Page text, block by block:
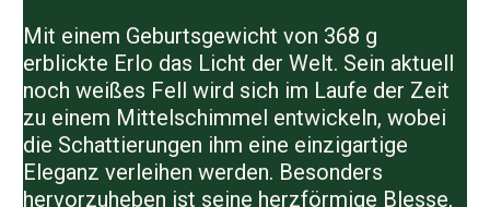
Mit einem Geburtsgewicht von 368 g
erblickte Erlo das Licht der Welt. Sein aktuell
noch weißes Fell wird sich im Laufe der Zeit
zu einem Mittelschimmel entwickeln, wobei
die Schattierungen ihm eine einzigartige
Eleganz verleihen werden. Besonders
hervorzuheben ist seine herzförmige Blesse,